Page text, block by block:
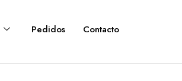
Pedidos Contacto